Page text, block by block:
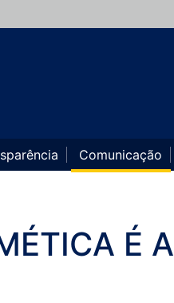
Comunicação
É A